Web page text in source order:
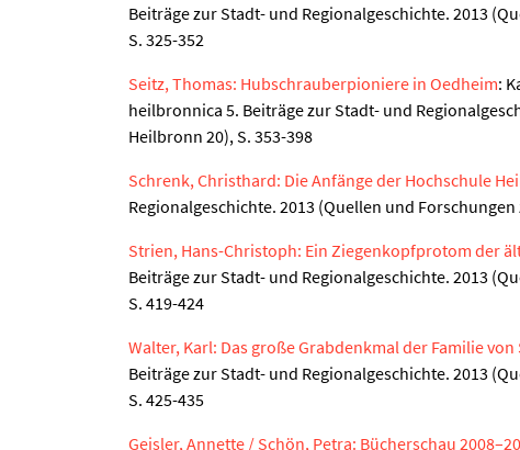
Beiträge zur Stadt- und Regionalgeschichte. 2013
S. 325-352
Seitz, Thomas: Hubschrauberpioniere in Oedheim:
heilbronnica 5. Beiträge zur Stadt- und
Heilbronn 20), S. 353-398
Schrenk, Christhard: Die Anfänge der Hochschule
Regionalgeschichte. 2013 (Quellen und
Strien, Hans-Christoph: Ein Ziegenkopfprotom der
Beiträge zur Stadt- und Regionalgeschichte. 2013
S. 419-424
Walter, Karl: Das große Grabdenkmal der Familie
Beiträge zur Stadt- und Regionalgeschichte. 2013
S. 425-435
Geisler, Annette / Schön, Petra: Bücherschau